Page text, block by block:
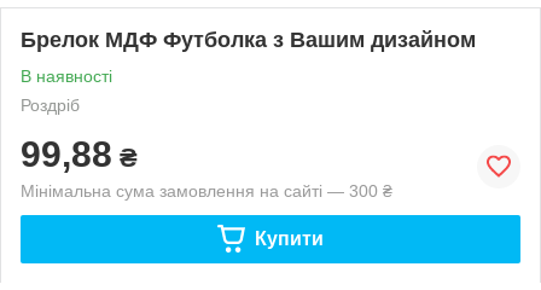
Брелок МДФ Футболка з Вашим дизайном
В наявності
Роздріб
99,88 ₴
Мінімальна сума замовлення на сайті — 300 ₴
Купити